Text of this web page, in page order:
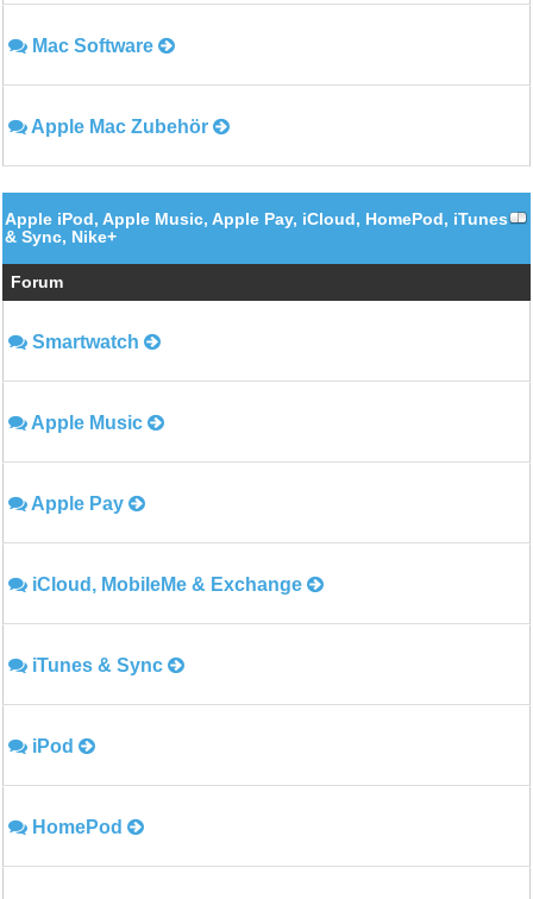
Mac Software
Apple Mac Zubehör
Apple iPod, Apple Music, Apple Pay, iCloud, HomePod, iTunes
& Sync, Nike+
Forum
Smartwatch
Apple Music
Apple Pay
iCloud, MobileMe & Exchange
iTunes & Sync
iPod
HomePod